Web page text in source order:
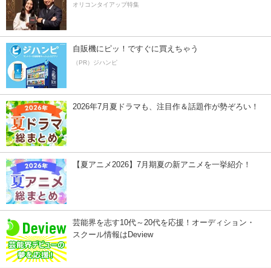
オリコンタイアップ特集
自販機にピッ！ですぐに買えちゃう
（PR）ジハンピ
2026年7月夏ドラマも、注目作＆話題作が勢ぞろい！
【夏アニメ2026】7月期夏の新アニメを一挙紹介！
芸能界を志す10代～20代を応援！オーディション・
スクール情報はDeview